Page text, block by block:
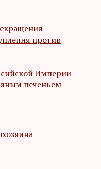
против
Империи
печеньем